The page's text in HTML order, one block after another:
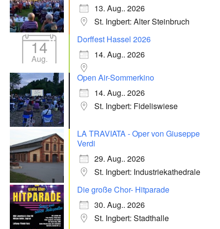
13. Aug.. 2026
St. Ingbert: Alter Steinbruch
14
Aug.
Dorffest Hassel 2026
14. Aug.. 2026
Open Air-Sommerkino
14. Aug.. 2026
St. Ingbert: Fideliswiese
LA TRAVIATA - Oper von Giuseppe
Verdi
29. Aug.. 2026
St. Ingbert: Industriekathedrale
Die große Chor- Hitparade
30. Aug.. 2026
St. Ingbert: Stadthalle